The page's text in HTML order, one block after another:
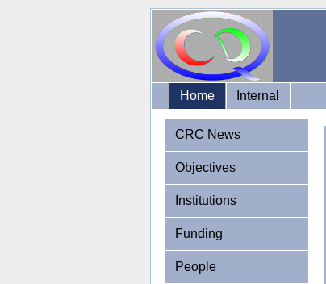
Home Internal
CRC News
Objectives
Institutions
Funding
People